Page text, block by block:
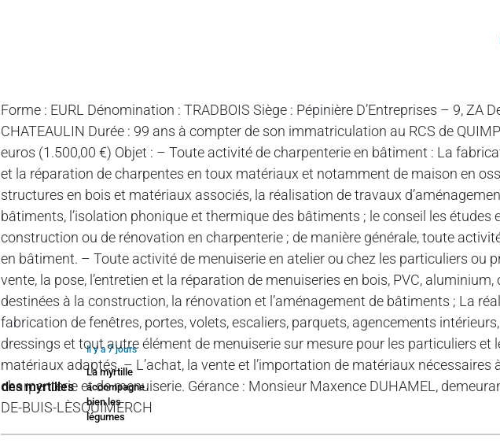
Forme : EURL Dénomination : TRADBOIS Siège : Pépinière D’Entreprises – 9, ZA
CHATEAULIN Durée : 99 ans à compter de son immatriculation au RCS de
euros (1.500,00 €) Objet : – Toute activité de charpenterie en bâtiment : La
et la réparation de charpentes en toux matériaux et notamment de maison en
structures en bois et matériaux associés, la réalisation de travaux
bâtiments, l’isolation phonique et thermique des bâtiments ; le conseil les études
construction ou de rénovation en charpenterie ; de manière générale, toute
en bâtiment. – Toute activité de menuiserie en atelier ou chez les particuliers ou
vente, la pose, l’entretien et la réparation de menuiseries en bois, PVC,
destinées à la construction, la rénovation et l’aménagement de bâtiments ; La
fabrication de fenêtres, portes, volets, escaliers, parquets, agencements
dressings et tout autre élément de menuiserie sur mesure pour les particuliers et
matériaux adaptés. – L’achat, la vente et l’importation de matériaux nécessaires
charpenterie et de menuiserie. Gérance : Monsieur Maxence DUHAMEL,
DE-BUIS-LÈSQUIMERCH
Il y a 7 jours
La myrtille
accompagne
bien les
légumes